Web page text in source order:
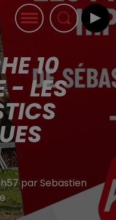
10
- LES
par Sebastien